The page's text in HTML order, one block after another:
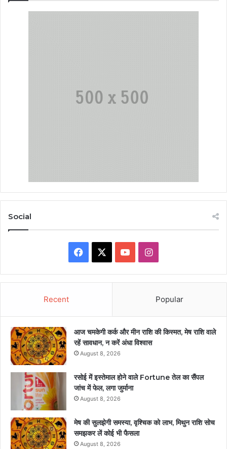
Social
Facebook YouTubeInstagram
Recent Popular
आज चमकेगी कर्क और मीन राशि की किस्मत, मेष राशि वाले
रहें सावधान, न करें अंधा विश्वास
August 8, 2026
रसोई में इस्तेमाल होने वाले Fortune तेल का सैंपल
जांच में फेल, लगा जुर्माना
August 8, 2026
मेष की सुलझेगी समस्या, वृश्चिक को लाभ, मिथुन राशि सोच
समझकर लें कोई भी फैसला
August 8, 2026